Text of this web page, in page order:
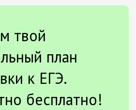
твой
план
к ЕГЭ.
бесплатно!